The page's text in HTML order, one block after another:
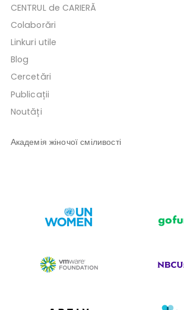
CENTRUL de CARIERĂ
Colaborări
Linkuri utile
Blog
Cercetări
Publicații
Noutăți
Академія жіночої сміливості